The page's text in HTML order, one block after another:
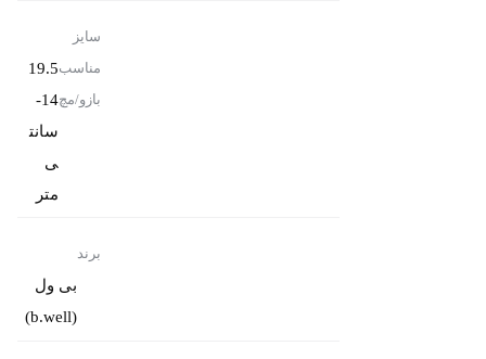
سایز
مناسب
بازو/مچ
19.5
-14
سانت
ی
متر
برند
بی ول
(b.well)